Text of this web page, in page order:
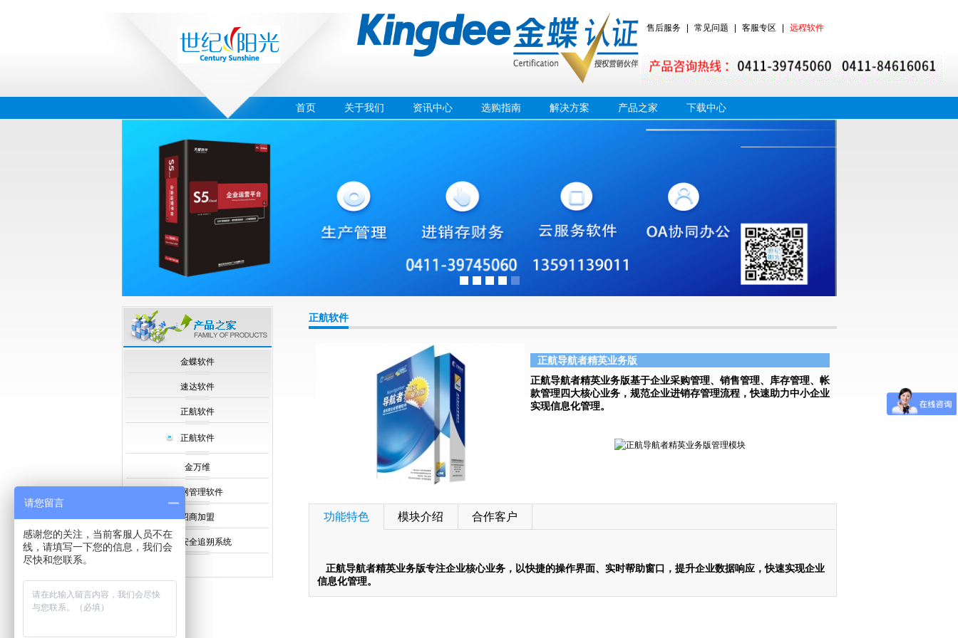
售后服务 常见问题 客服专区 远程软件
首页 关于我们 资讯中心 选购指南 解决方案 产品之家 下载中心
04
null
金蝶软件
速达软件
正航软件
正航软件
金万维
内网管理软件
招商加盟
食品安全追朔系统
正航软件
正航导航者精英业务版
正航导航者精英业务版基于企业采购管理、销售管理、库存管理、帐
款管理四大核心业务，规范企业进销存管理流程，快速助力中小企业
实现信息化管理。
功能特色 模块介绍 合作客户
正航导航者精英业务版专注企业核心业务，以快捷的操作界面、实时帮助窗口，提升企业数据响应，快速实现企业
信息化管理。
请您留言
感谢您的关注，当前客服人员不在
线，请填写一下您的信息，我们会
尽快和您联系。